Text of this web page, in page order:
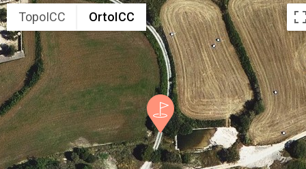
TopoICC OrtoICC